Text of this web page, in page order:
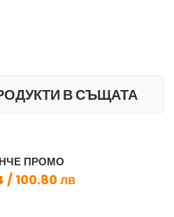
В СЪЩАТА
ПРОМО
/ 100.80 лв